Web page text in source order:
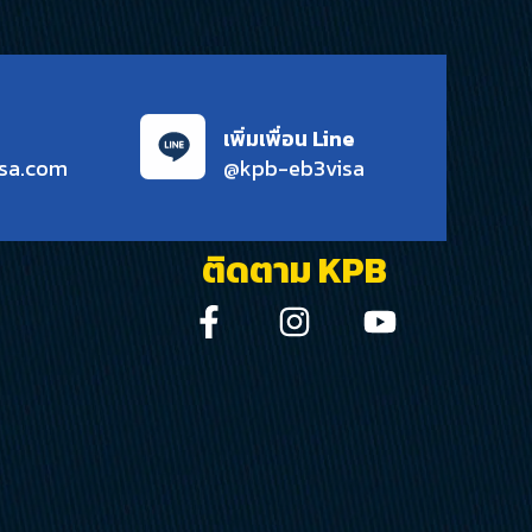
เพิ่มเพื่อน Line
@kpb-eb3visa
ติดตาม KPB